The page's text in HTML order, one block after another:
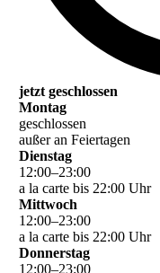
jetzt geschlossen
Montag
geschlossen
außer an Feiertagen
Dienstag
12:00–23:00
a la carte bis 22:00 Uhr
Mittwoch
12:00–23:00
a la carte bis 22:00 Uhr
Donnerstag
12:00–23:00